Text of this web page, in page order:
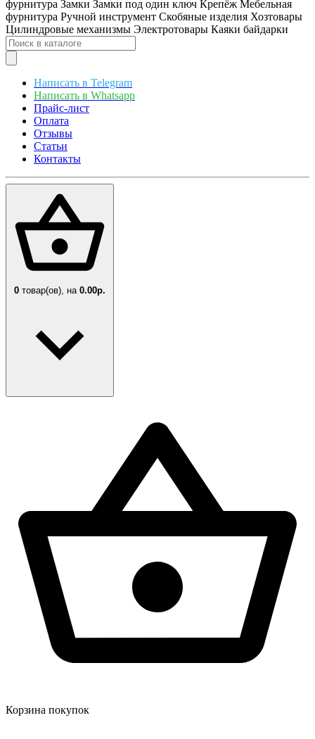
фурнитура Замки Замки под один ключ Крепёж Мебельная
фурнитура Ручной инструмент Скобяные изделия Хозтовары
Цилиндровые механизмы Электротовары Каяки байдарки
Написать в Telegram
Написать в Whatsapp
Прайс-лист
Оплата
Отзывы
Статьи
Контакты
0 товар(ов), на 0.00р.
Корзина покупок